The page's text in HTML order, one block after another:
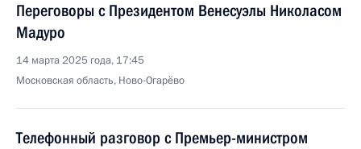
Переговоры с Президентом Венесуэлы Николасом
Мадуро
14 марта 2025 года, 17:45
Московская область, Ново-Огарёво
Телефонный разговор с Премьер-министром